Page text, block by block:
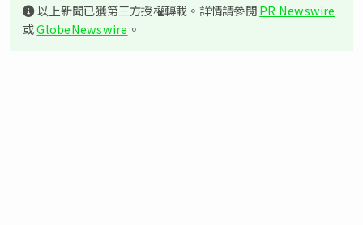
以上新聞已獲第三方授權轉載。詳情請參閱PR Newswire
或GlobeNewswire 。